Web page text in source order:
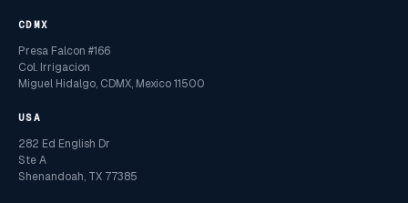
CDMX
Presa Falcon #166
Col. Irrigacion
Miguel Hidalgo, CDMX, Mexico 11500
USA
282 Ed English Dr
Ste A
Shenandoah, TX 77385